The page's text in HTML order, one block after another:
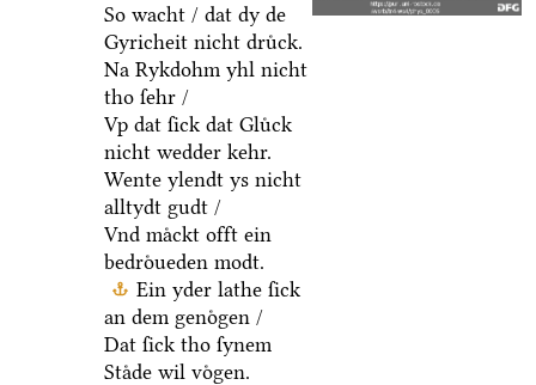
So wacht / dat dy de
Gyricheit nicht druͤck.
Na Rykdohm yhl nicht
tho ſehr /
Vp dat ſick dat Gluͤck
nicht wedder kehr.
Wente ylendt ys nicht
alltydt gudt /
Vnd maͤckt offt ein
bedroͤueden modt.
Ein yder lathe ſick
an dem genoͤgen /
Dat ſick tho ſynem
Staͤde wil voͤgen.